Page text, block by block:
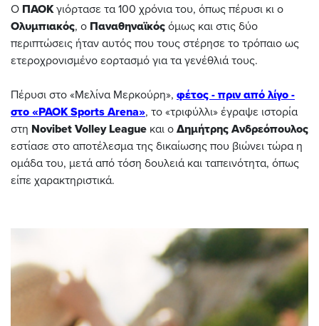
Ο ΠΑΟΚγιόρτασε τα 100 χρόνια του, όπως πέρυσι κι ο
Ολυμπιακός, ο Παναθηναϊκός όμως και στις δύο
περιπτώσεις ήταν αυτός που τους στέρησε το τρόπαιο ως
ετεροχρονισμένο εορτασμό για τα γενέθλιά τους.
Πέρυσι στο «Μελίνα Μερκούρη», φέτος - πριν από λίγο -
στο «PAOK Sports Arena», το «τριφύλλι» έγραψε ιστορία
στη Novibet Volley League και ο Δημήτρης Ανδρεόπουλος
εστίασε στο αποτέλεσμα της δικαίωσης που βιώνει τώρα η
ομάδα του, μετά από τόση δουλειά και ταπεινότητα, όπως
είπε χαρακτηριστικά.